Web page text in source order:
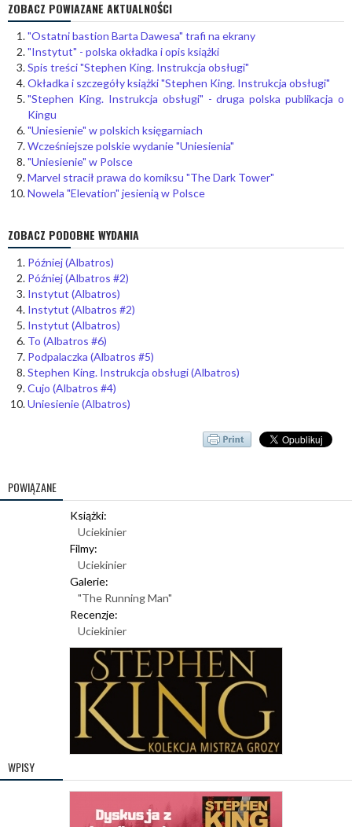
ZOBACZ POWIAZANE AKTUALNOŚCI
"Ostatni bastion Barta Dawesa" trafi na ekrany
"Instytut" - polska okładka i opis książki
Spis treści "Stephen King. Instrukcja obsługi"
Okładka i szczegóły książki "Stephen King. Instrukcja obsługi"
"Stephen King. Instrukcja obsługi" - druga polska publikacja o
Kingu
"Uniesienie" w polskich księgarniach
Wcześniejsze polskie wydanie "Uniesienia"
"Uniesienie" w Polsce
Marvel stracił prawa do komiksu "The Dark Tower"
Nowela "Elevation" jesienią w Polsce
ZOBACZ PODOBNE WYDANIA
Później (Albatros)
Później (Albatros #2)
Instytut (Albatros)
Instytut (Albatros #2)
Instytut (Albatros)
To (Albatros #6)
Podpalaczka (Albatros #5)
Stephen King. Instrukcja obsługi (Albatros)
Cujo (Albatros #4)
Uniesienie (Albatros)
POWIĄZANE
Książki:
Uciekinier
Filmy:
Uciekinier
Galerie:
"The Running Man"
Recenzje:
Uciekinier
WPISY